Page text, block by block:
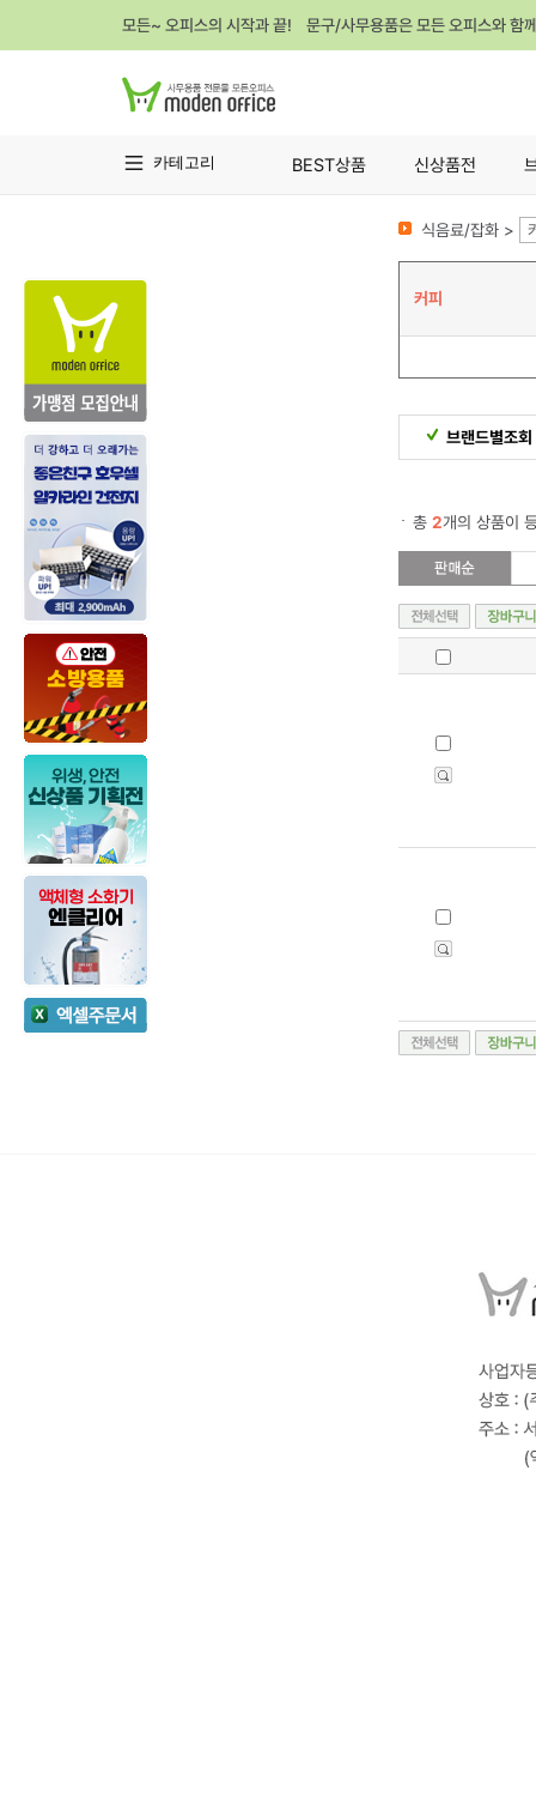
모든~ 오피스의 시작과 끝! 문구/사무용품은 모든 오피스와 함
카테고리 BEST상품 신상품전
식음료/잡화 >
커피
브랜드별조회
총 2개의 상품이